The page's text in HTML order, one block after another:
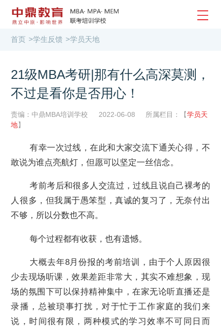
首页 >学生反馈 >学员天地
21级MBA考研|那有什么高深莫测，
不过是看你是否用心！
责编：中鼎MBA培训学校 2022-06-08 所属栏目：【学员天
地】
有幸一次过线，在此和大家交流下通关心得，不
敢说为谁点亮航灯，但愿可以坚定一丝信念。
考前考后和很多人交流过，过线且说自己裸考的
人很多，但我属于愚笨型，真诚的复习了，无奈付出
不够，所以分数也不高。
每个过程都有收获，也有遗憾。
大概去年8月份报的考前培训，由于个人原因很
少去现场听课，效果差距非常大，其实不难想象，现
场的氛围下可以保持精神集中，在家无论听直播还是
录播，总被琐事打扰，对于忙于工作家庭的我们来
说，时间很有限，两种模式的学习效率不可同日而